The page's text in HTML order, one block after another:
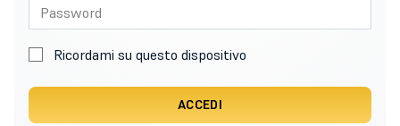
Ricordami su questo dispositivo
ACCEDI